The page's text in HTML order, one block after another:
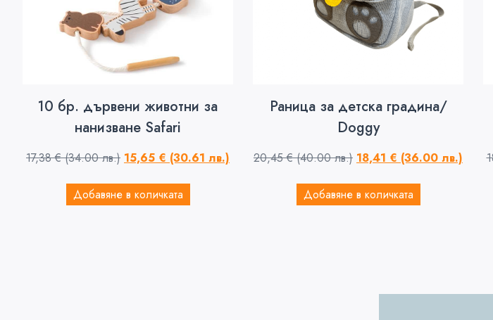
10 бр. дървени животни за
нанизване Safari
17,38€ (34.00 лв.) 15,65 € (30.61 лв.)
Добавяне в количката
Раница за детска градина/
Doggy
20,45€ (40.00 лв.) 18,41 € (36.00 лв.)
Добавяне в количката